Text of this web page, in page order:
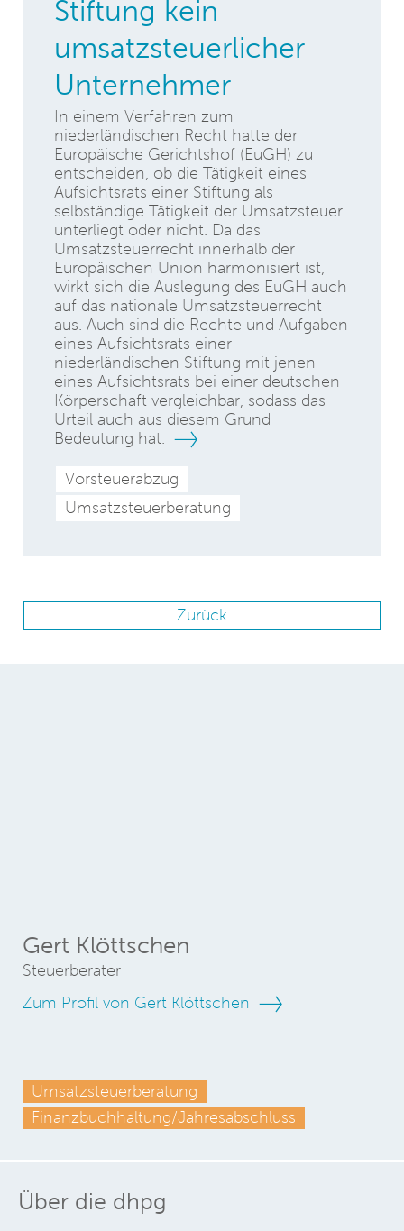
Stiftung kein
umsatzsteuerlicher
Unternehmer
In einem Verfahren zum
niederländischen Recht hatte der
Europäische Gerichtshof (EuGH) zu
entscheiden, ob die Tätigkeit eines
Aufsichtsrats einer Stiftung als
selbständige Tätigkeit der Umsatzsteuer
unterliegt oder nicht. Da das
Umsatzsteuerrecht innerhalb der
Europäischen Union harmonisiert ist,
wirkt sich die Auslegung des EuGH auch
auf das nationale Umsatzsteuerrecht
aus. Auch sind die Rechte und Aufgaben
eines Aufsichtsrats einer
niederländischen Stiftung mit jenen
eines Aufsichtsrats bei einer deutschen
Körperschaft vergleichbar, sodass das
Urteil auch aus diesem Grund
Bedeutung hat.
Vorsteuerabzug
Umsatzsteuerberatung
Zurück
Gert Klöttschen
Steuerberater
Zum Profil von Gert Klöttschen
Umsatzsteuerberatung
Finanzbuchhaltung/Jahresabschluss
Über die dhpg